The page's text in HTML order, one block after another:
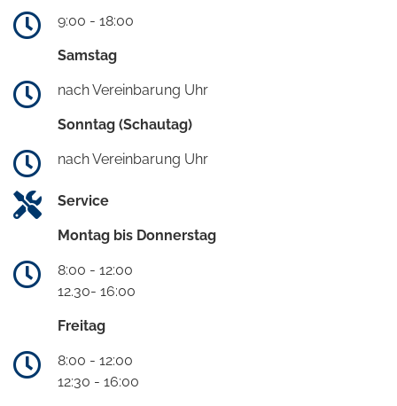
9:00 - 18:00
Samstag
nach Vereinbarung Uhr
Sonntag (Schautag)
nach Vereinbarung Uhr
Service
Montag bis Donnerstag
8:00 - 12:00
12.30- 16:00
Freitag
8:00 - 12:00
12:30 - 16:00